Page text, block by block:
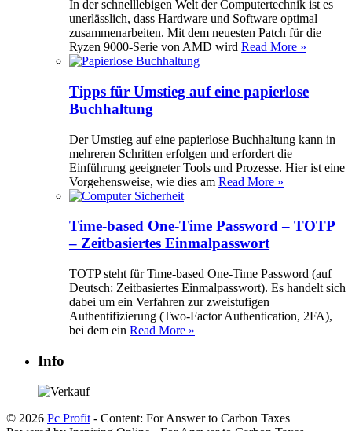
In der schnelllebigen Welt der Computertechnik ist es
unerlässlich, dass Hardware und Software optimal
zusammenarbeiten. Mit dem neuesten Patch für die
Ryzen 9000-Serie von AMD wird Read More »
Tipps für Umstieg auf eine papierlose
Buchhaltung
Der Umstieg auf eine papierlose Buchhaltung kann in
mehreren Schritten erfolgen und erfordert die
Einführung geeigneter Tools und Prozesse. Hier ist eine
Vorgehensweise, wie dies am Read More »
Time-based One-Time Password – TOTP
– Zeitbasiertes Einmalpasswort
TOTP steht für Time-based One-Time Password (auf
Deutsch: Zeitbasiertes Einmalpasswort). Es handelt sich
dabei um ein Verfahren zur zweistufigen
Authentifizierung (Two-Factor Authentication, 2FA),
bei dem ein Read More »
Info
© 2026 Pc Profit - Content: For Answer to Carbon Taxes